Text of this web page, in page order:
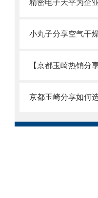
小丸子分享空气干
【京都玉崎热销分
京都玉崎分享如何